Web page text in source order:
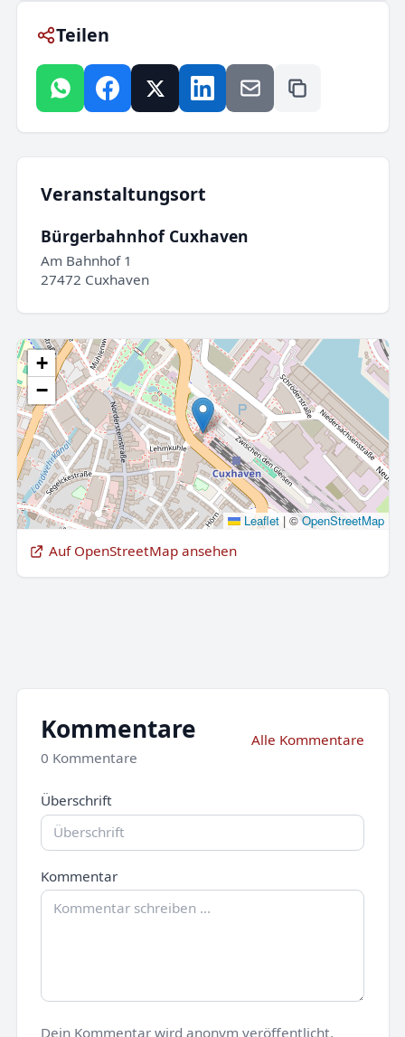
Teilen
Veranstaltungsort
Bürgerbahnhof Cuxhaven
Am Bahnhof 1
27472 Cuxhaven
+
−
Leaflet |©OpenStreetMap
Auf OpenStreetMap ansehen
Kommentare
0 Kommentare
Alle Kommentare
Überschrift
Kommentar
Dein Kommentar wird anonym veröffentlicht.